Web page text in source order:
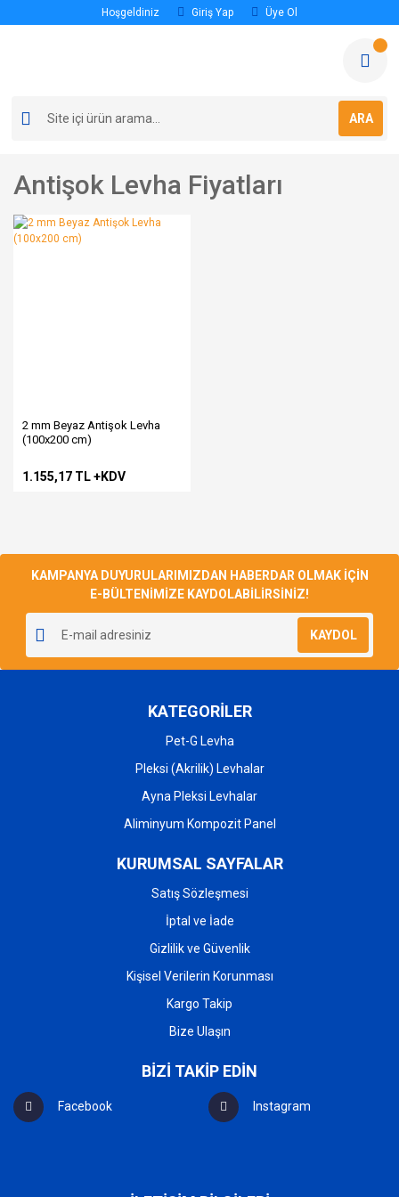
Hoşgeldiniz Giriş Yap Üye Ol
ARA
Antişok Levha Fiyatları
2 mm Beyaz Antişok Levha
(100x200 cm)
1.155,17 TL +KDV
KAMPANYA DUYURULARIMIZDAN HABERDAR OLMAK İÇİN
E-BÜLTENİMİZE KAYDOLABİLİRSİNİZ!
KAYDOL
KATEGORİLER
Pet-G Levha
Pleksi (Akrilik) Levhalar
Ayna Pleksi Levhalar
Aliminyum Kompozit Panel
KURUMSAL SAYFALAR
Satış Sözleşmesi
İptal ve İade
Gizlilik ve Güvenlik
Kişisel Verilerin Korunması
Kargo Takip
Bize Ulaşın
BİZİ TAKİP EDİN
Facebook Instagram